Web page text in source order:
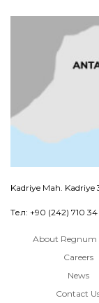
Kadriye Mah. Kadriye
Тел: +90 (242) 710
About Regnum
Careers
News
Contact